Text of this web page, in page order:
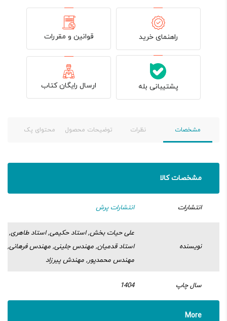
راهنمای خرید قوانین و مقررات
پشتیبانی بله ارسال رایگان کتاب
مشخصات نظرات محصولات مشابه محتوای پک
مشخصات کالا
انتشارات انتشارات پرش
نویسنده
علی حیات بخش, استاد حکیمی, استاد طاهری,
استاد قدمیان, مهندس جلینی, مهندس فرهانی,
مهندس محمدپور, مهندش پیرزاد
سال چاپ 1404
More